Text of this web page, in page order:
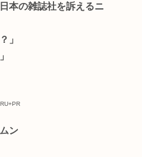
本の雑誌社を訴えるニ
」
ン